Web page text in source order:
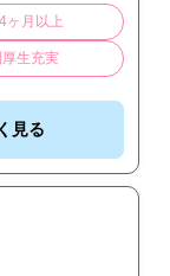
ヶ月以上
生充実
見る